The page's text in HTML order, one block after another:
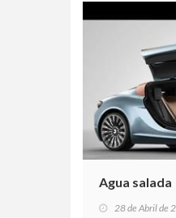
Agua salada
28 de Abril de